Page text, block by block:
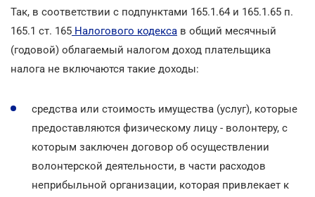
Так, в соответствии с подпунктами 165.1.64 и 165.1.65 п.
165.1 ст. 165 Налогового кодекса в общий месячный
(годовой) облагаемый налогом доход плательщика
налога не включаются такие доходы:
средства или стоимость имущества (услуг), которые
предоставляются физическому лицу - волонтеру, с
которым заключен договор об осуществлении
волонтерской деятельности, в части расходов
неприбыльной организации, которая привлекает к